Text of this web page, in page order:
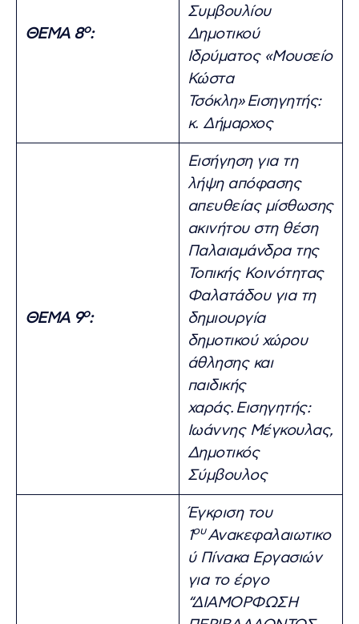
ΘΕΜΑ 8ο:
Συμβουλίου
Δημοτικού
Ιδρύματος «Μουσείο
Κώστα
Τσόκλη» Εισηγητής:
κ. Δήμαρχος
ΘΕΜΑ 9ο:
Εισήγηση για τη
λήψη απόφασης
απευθείας μίσθωσης
ακινήτου στη θέση
Παλαιαμάνδρα της
Τοπικής Κοινότητας
Φαλατάδου για τη
δημιουργία
δημοτικού χώρου
άθλησης και
παιδικής
χαράς. Εισηγητής:
Ιωάννης Μέγκουλας,
Δημοτικός
Σύμβουλος
Έγκριση του
1ουΑνακεφαλαιωτικο
ύ Πίνακα Εργασιών
για το έργο
“ΔΙΑΜΟΡΦΩΣΗ